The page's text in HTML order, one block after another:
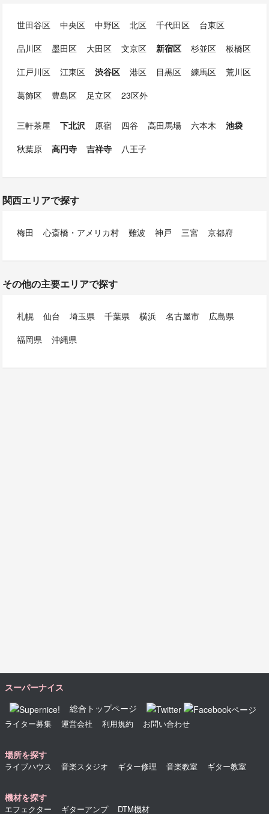
世田谷区 中央区 中野区 北区 千代田区
台東区
品川区
墨田区 大田区 文京区 新宿区 杉並区
板橋区
江戸川区
江東区 渋谷区 港区 目黒区 練馬区
荒川区
葛飾区
豊島区 足立区 23区外
三軒茶屋 下北沢 原宿 四谷 高田馬場 六本木
池袋
秋葉原
高円寺 吉祥寺 八王子
関西エリアで探す
梅田 心斎橋・アメリカ村 難波 神戸 三宮 京都府
その他の主要エリアで探す
札幌 仙台 埼玉県 千葉県 横浜 名古屋市
広島県
福岡県
沖縄県
スーパーナイス
総合トップページ
ライター募集 運営会社 利用規約 お問い合わせ
場所を探す
ライブハウス 音楽スタジオ ギター修理 音楽教室 ギター教室
機材を探す
エフェクター ギターアンプ DTM機材